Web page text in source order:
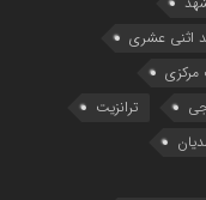
اثنی عشری
مرکزی
ترانزیت